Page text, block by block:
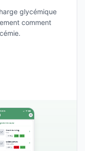
glycémique
comment